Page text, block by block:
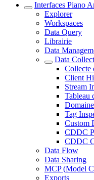
Interfaces Piano
Explorer
Workspaces
Data Query
Librairie
Data
Data
Collecte
Client
Stream
Tableau
Tag
Custom
CDDC
CDDC
Data Flow
Data Sharing
MCP (Model
Exports